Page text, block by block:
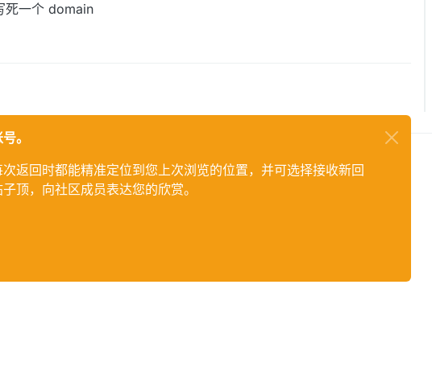
死一个 domain
。
返回时都能精准定位到您上次浏览的位置，并可选择接收新回
顶，向社区成员表达您的欣赏。